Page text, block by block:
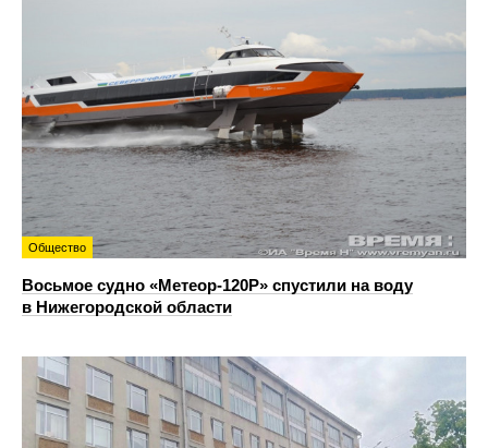
Общество
Восьмое судно «Метеор-120Р» спустили на воду
в Нижегородской области